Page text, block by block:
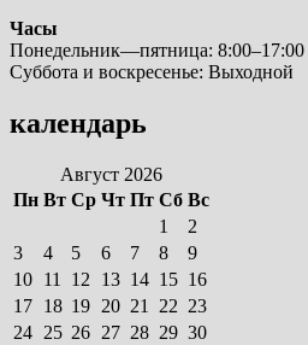
Часы
Понедельник—пятница: 8:00–17:00
Суббота и воскресенье: Выходной
календарь
Август 2026
Пн Вт Ср Чт Пт Сб Вс
1
2
3
4 5 6 7 8
9
10 11 12 13 14 15 16
17 18 19 20 21 22 23
24 25 26 27 28 29 30